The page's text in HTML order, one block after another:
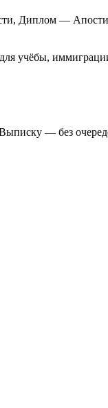
Диплом —
учёбы,
— без